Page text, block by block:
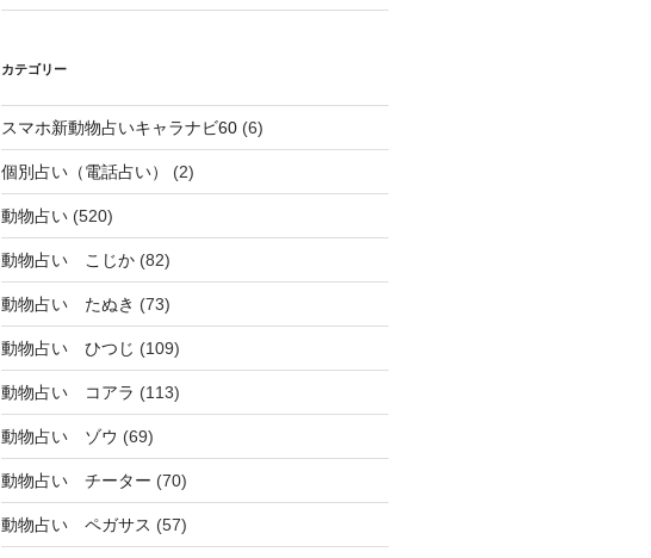
カテゴリー
スマホ新動物占いキャラナビ60(6)
個別占い（電話占い） (2)
動物占い(520)
動物占い こじか(82)
動物占い たぬき (73)
動物占い ひつじ (109)
動物占い コアラ (113)
動物占い ゾウ (69)
動物占い チーター (70)
動物占い ペガサス (57)